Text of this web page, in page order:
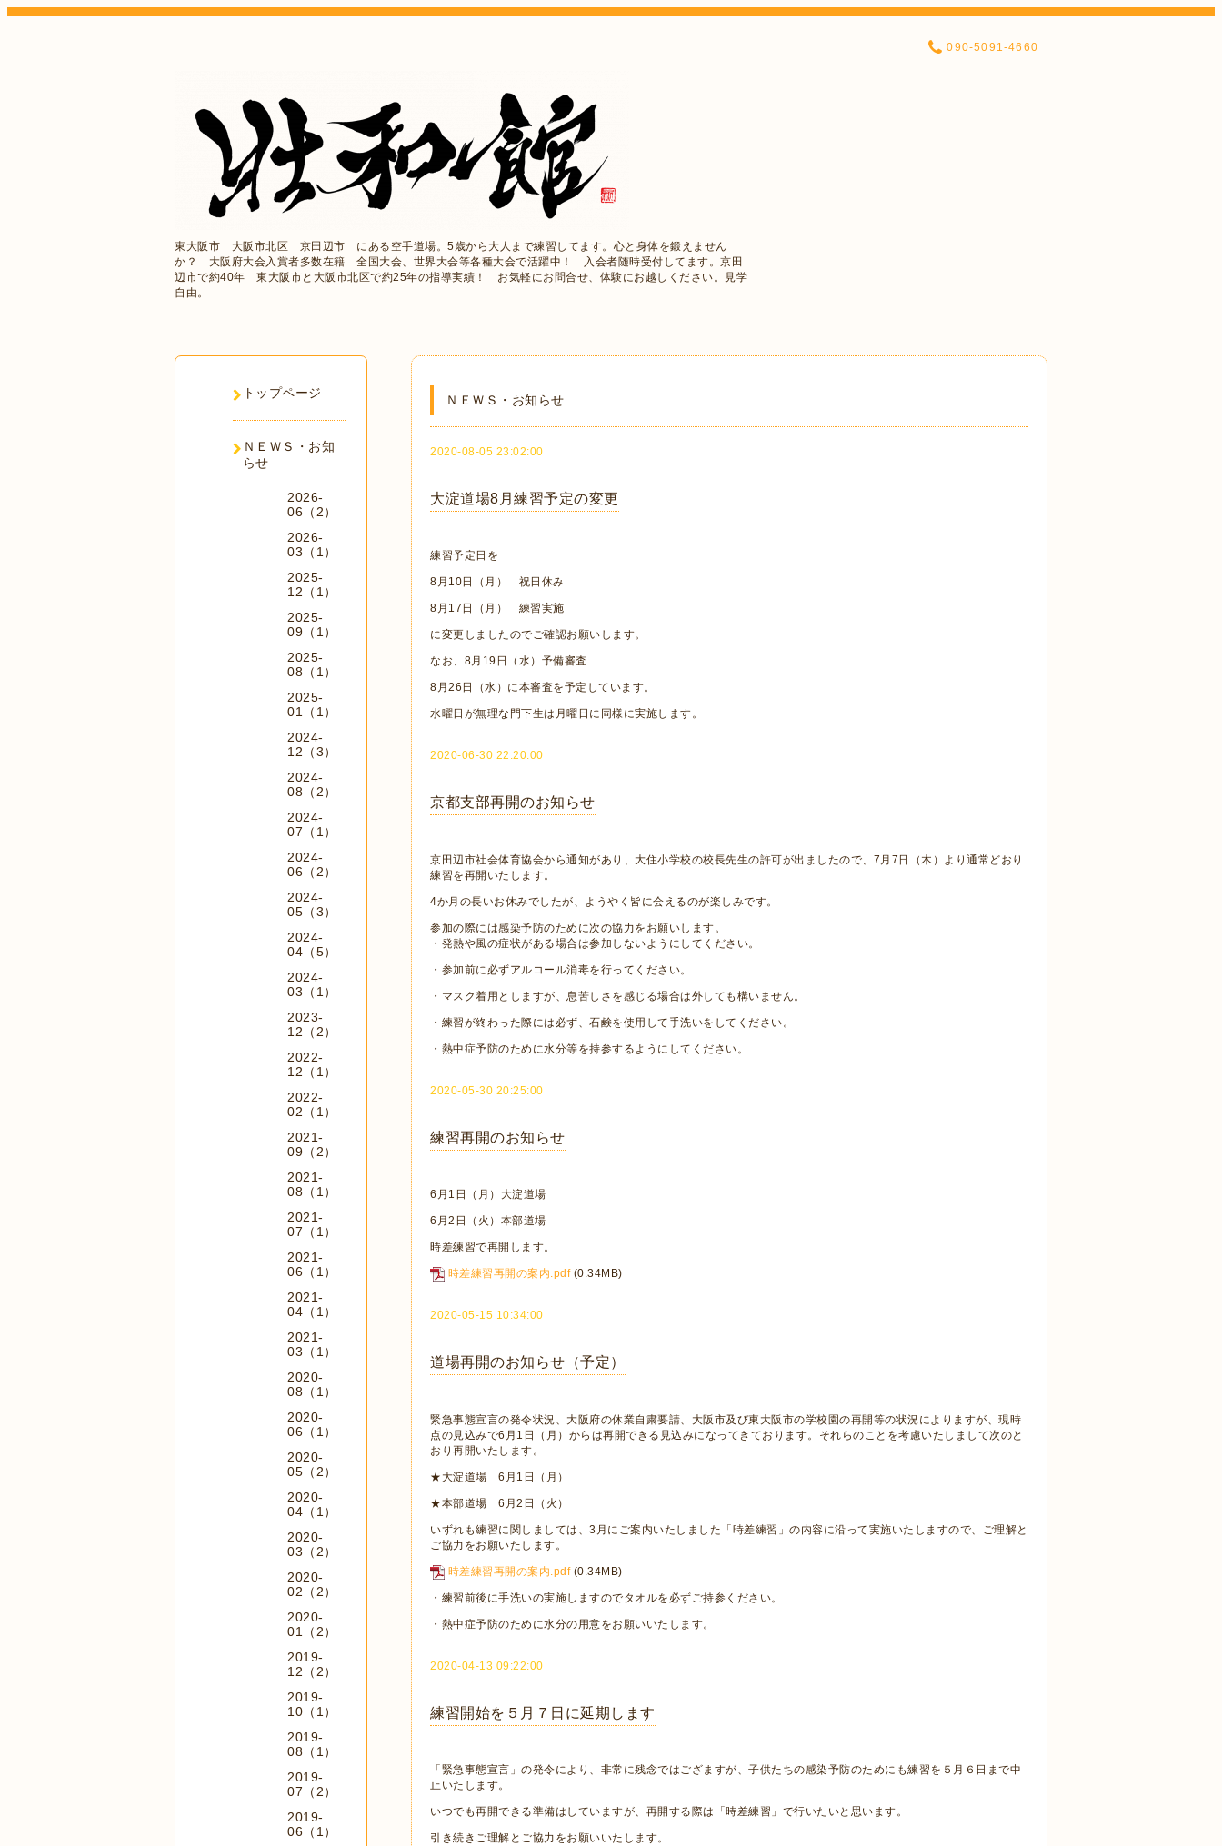
東大阪市 大阪市北区 京田辺市 にある空手道場。5歳から大人まで練習してます。心と身体を鍛えません
か？ 大阪府大会入賞者多数在籍 全国大会、世界大会等各種大会で活躍中！ 入会者随時受付してます。京田
辺市で約40年 東大阪市と大阪市北区で約25年の指導実績！ お気軽にお問合せ、体験にお越しください。見学
自由。
090-5091-4660
ＮＥＷＳ・お知らせ
2020-08-05 23:02:00
大淀道場8月練習予定の変更
練習予定日を
8月10日（月） 祝日休み
8月17日（月） 練習実施
に変更しましたのでご確認お願いします。
なお、8月19日（水）予備審査
8月26日（水）に本審査を予定しています。
水曜日が無理な門下生は月曜日に同様に実施します。
2020-06-30 22:20:00
京都支部再開のお知らせ
京田辺市社会体育協会から通知があり、大住小学校の校長先生の許可が出ましたので、7月7日（木）より通常どおり
練習を再開いたします。
4か月の長いお休みでしたが、ようやく皆に会えるのが楽しみです。
参加の際には感染予防のために次の協力をお願いします。
・発熱や風の症状がある場合は参加しないようにしてください。
・参加前に必ずアルコール消毒を行ってください。
・マスク着用としますが、息苦しさを感じる場合は外しても構いません。
・練習が終わった際には必ず、石鹸を使用して手洗いをしてください。
・熱中症予防のために水分等を持参するようにしてください。
2020-05-30 20:25:00
練習再開のお知らせ
6月1日（月）大淀道場
6月2日（火）本部道場
時差練習で再開します。
時差練習再開の案内.pdf (0.34MB)
2020-05-15 10:34:00
道場再開のお知らせ（予定）
緊急事態宣言の発令状況、大阪府の休業自粛要請、大阪市及び東大阪市の学校園の再開等の状況によりますが、現時
点の見込みで6月1日（月）からは再開できる見込みになってきております。それらのことを考慮いたしまして次のと
おり再開いたします。
★大淀道場 6月1日（月）
★本部道場 6月2日（火）
いずれも練習に関しましては、3月にご案内いたしました「時差練習」の内容に沿って実施いたしますので、ご理解と
ご協力をお願いたします。
時差練習再開の案内.pdf (0.34MB)
・練習前後に手洗いの実施しますのでタオルを必ずご持参ください。
・熱中症予防のために水分の用意をお願いいたします。
2020-04-13 09:22:00
練習開始を５月７日に延期します
「緊急事態宣言」の発令により、非常に残念ではござますが、子供たちの感染予防のためにも練習を５月６日まで中
止いたします。
いつでも再開できる準備はしていますが、再開する際は「時差練習」で行いたいと思います。
引き続きご理解とご協力をお願いいたします。
トップページ
ＮＥＷＳ・お知
らせ
2026-
06（2）
2026-
03（1）
2025-
12（1）
2025-
09（1）
2025-
08（1）
2025-
01（1）
2024-
12（3）
2024-
08（2）
2024-
07（1）
2024-
06（2）
2024-
05（3）
2024-
04（5）
2024-
03（1）
2023-
12（2）
2022-
12（1）
2022-
02（1）
2021-
09（2）
2021-
08（1）
2021-
07（1）
2021-
06（1）
2021-
04（1）
2021-
03（1）
2020-
08（1）
2020-
06（1）
2020-
05（2）
2020-
04（1）
2020-
03（2）
2020-
02（2）
2020-
01（2）
2019-
12（2）
2019-
10（1）
2019-
08（1）
2019-
07（2）
2019-
06（1）